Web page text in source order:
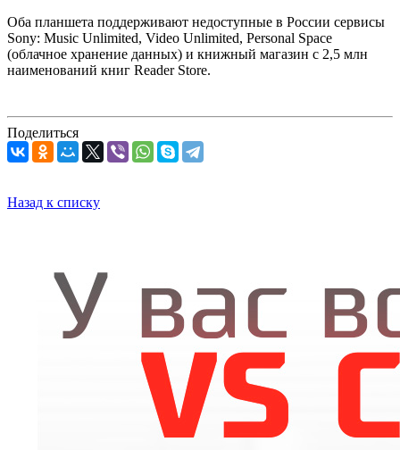
Оба планшета поддерживают недоступные в России сервисы
Sony: Music Unlimited, Video Unlimited, Personal Space
(облачное хранение данных) и книжный магазин с 2,5 млн
наименований книг Reader Store.
Поделиться
Назад к списку